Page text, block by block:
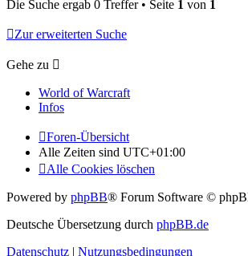
Die Suche ergab 0 Treffer • Seite 1 von 1
Zur erweiterten Suche
Gehe zu
World of Warcraft
Infos
Foren-Übersicht
Alle Zeiten sind UTC+01:00
Alle Cookies löschen
Powered by phpBB® Forum Software ©
Deutsche Übersetzung durch phpBB.de
Datenschutz | Nutzungsbedingungen